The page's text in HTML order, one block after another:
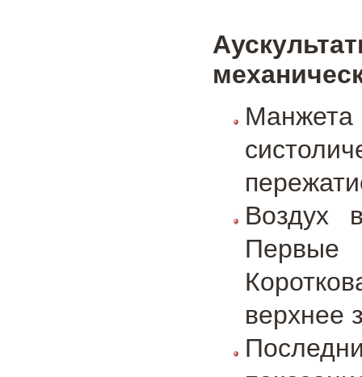
Воздух
Первые
верхнее